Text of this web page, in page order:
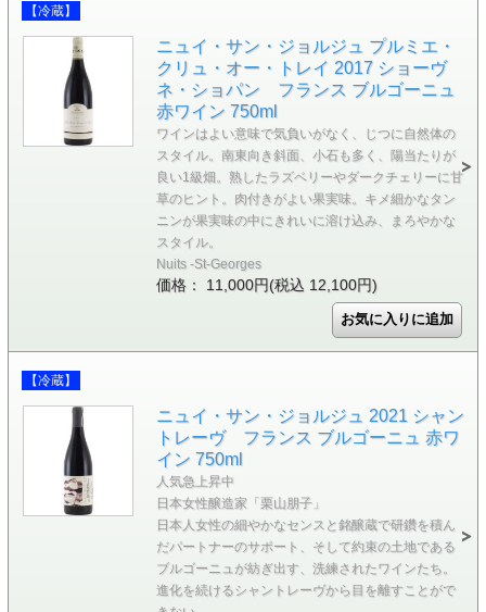
【冷蔵】
ニュイ・サン・ジョルジュ プルミエ・
クリュ・オー・トレイ 2017 ショーヴ
ネ・ショパン フランス ブルゴーニュ
赤ワイン 750ml
ワインはよい意味で気負いがなく、じつに自然体の
スタイル。南東向き斜面、小石も多く、陽当たりが
良い1級畑。熟したラズベリーやダークチェリーに甘
草のヒント。肉付きがよい果実味。キメ細かなタン
ニンが果実味の中にきれいに溶け込み、まろやかな
スタイル。
Nuits -St-Georges
価格： 11,000円(税込 12,100円)
【冷蔵】
ニュイ・サン・ジョルジュ 2021 シャン
トレーヴ フランス ブルゴーニュ 赤ワ
イン 750ml
人気急上昇中
日本女性醸造家「栗山朋子」
日本人女性の細やかなセンスと銘醸蔵で研鑽を積ん
だパートナーのサポート、そして約束の土地である
ブルゴーニュが紡ぎ出す、洗練されたワインたち。
進化を続けるシャントレーヴから目を離すことがで